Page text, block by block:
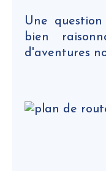
Une question
bien
d'aventures